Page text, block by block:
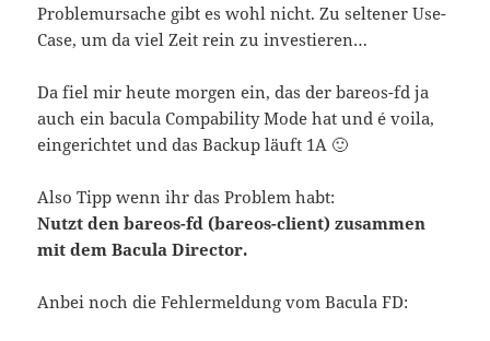
Problemursache gibt es wohl nicht. Zu seltener Use-
Case, um da viel Zeit rein zu investieren…
Da fiel mir heute morgen ein, das der bareos-fd ja
auch ein bacula Compability Mode hat und é voila,
eingerichtet und das Backup läuft 1A 🙂
Also Tipp wenn ihr das Problem habt:
Nutzt den bareos-fd (bareos-client) zusammen
mit dem Bacula Director.
Anbei noch die Fehlermeldung vom Bacula FD: